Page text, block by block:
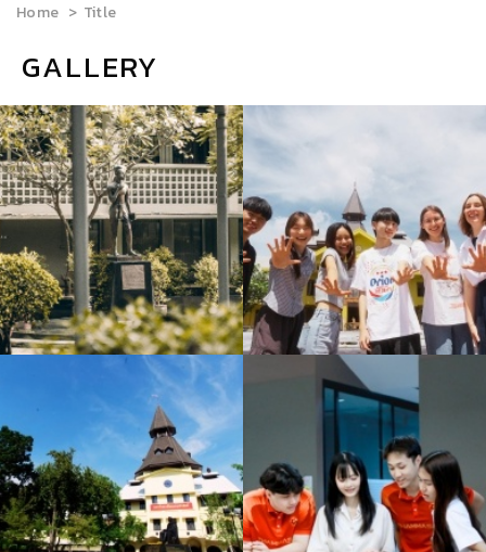
Home Title
GALLERY